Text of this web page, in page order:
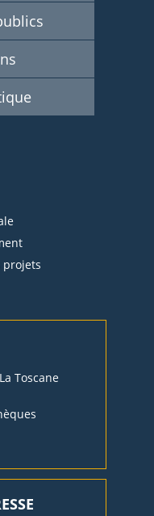
projets
Toscane